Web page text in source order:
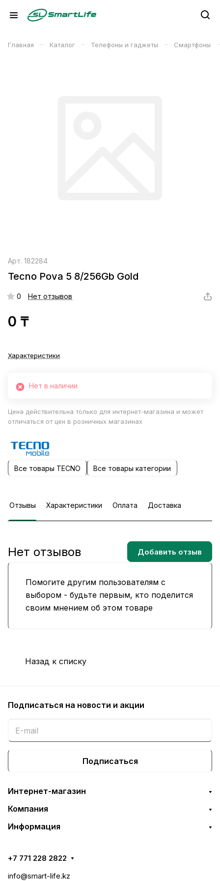
Главная – Каталог – Телефоны и гаджеты – Смартфоны
Арт. 182284
Tecno Pova 5 8/256Gb Gold
0 Нет отзывов
0 ₸
Характеристики
Нет в наличии
Цена действительна только для интернет-магазина и может
отличаться от цен в розничных магазинах
Все товары TECNO Все товары категории
Отзывы Характеристики Оплата Доставка
Помогите другим пользователям с
выбором - будьте первым, кто поделится
своим мнением об этом товаре
Нет отзывов Добавить отзыв
Назад к списку
Подписаться на новости и акции
Подписаться
Интернет-магазин
Компания
Информация
+7 771 228 2822
info@smart-life.kz